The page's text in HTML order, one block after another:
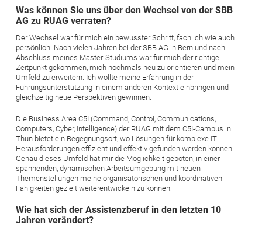
Was können Sie uns über den Wechsel von der SBB
AG zu RUAG verraten?
Der Wechsel war für mich ein bewusster Schritt, fachlich wie auch
persönlich. Nach vielen Jahren bei der SBB AG in Bern und nach
Abschluss meines Master-Studiums war für mich der richtige
Zeitpunkt gekommen, mich nochmals neu zu orientieren und mein
Umfeld zu erweitern. Ich wollte meine Erfahrung in der
Führungsunterstützung in einem anderen Kontext einbringen und
gleichzeitig neue Perspektiven gewinnen.
Die Business Area C5I (Command, Control, Communications,
Computers, Cyber, Intelligence) der RUAG mit dem C5I-Campus in
Thun bietet ein Begegnungsort, wo Lösungen für komplexe IT-
Herausforderungen effizient und effektiv gefunden werden können.
Genau dieses Umfeld hat mir die Möglichkeit geboten, in einer
spannenden, dynamischen Arbeitsumgebung mit neuen
Themenstellungen meine organisatorischen und koordinativen
Fähigkeiten gezielt weiterentwickeln zu können.
Wie hat sich der Assistenzberuf in den letzten 10
Jahren verändert?